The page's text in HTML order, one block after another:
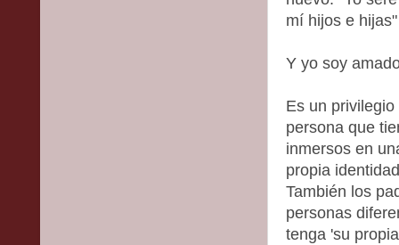
mí hijos e
Y yo soy
Es un
persona que
inmersos en
propia
También los
personas
tenga 'su